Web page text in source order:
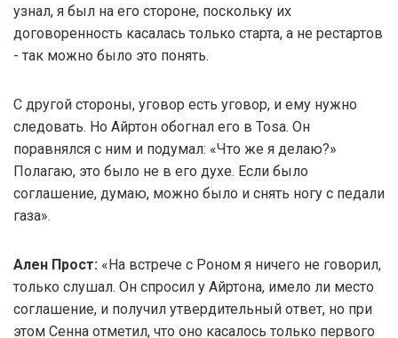
узнал, я был на его стороне, поскольку их
договоренность касалась только старта, а не рестартов
- так можно было это понять.
С другой стороны, уговор есть уговор, и ему нужно
следовать. Но Айртон обогнал его в Tosa. Он
поравнялся с ним и подумал: «Что же я делаю?»
Полагаю, это было не в его духе. Если было
соглашение, думаю, можно было и снять ногу с педали
газа».
Ален Прост: «На встрече с Роном я ничего не говорил,
только слушал. Он спросил у Айртона, имело ли место
соглашение, и получил утвердительный ответ, но при
этом Сенна отметил, что оно касалось только первого